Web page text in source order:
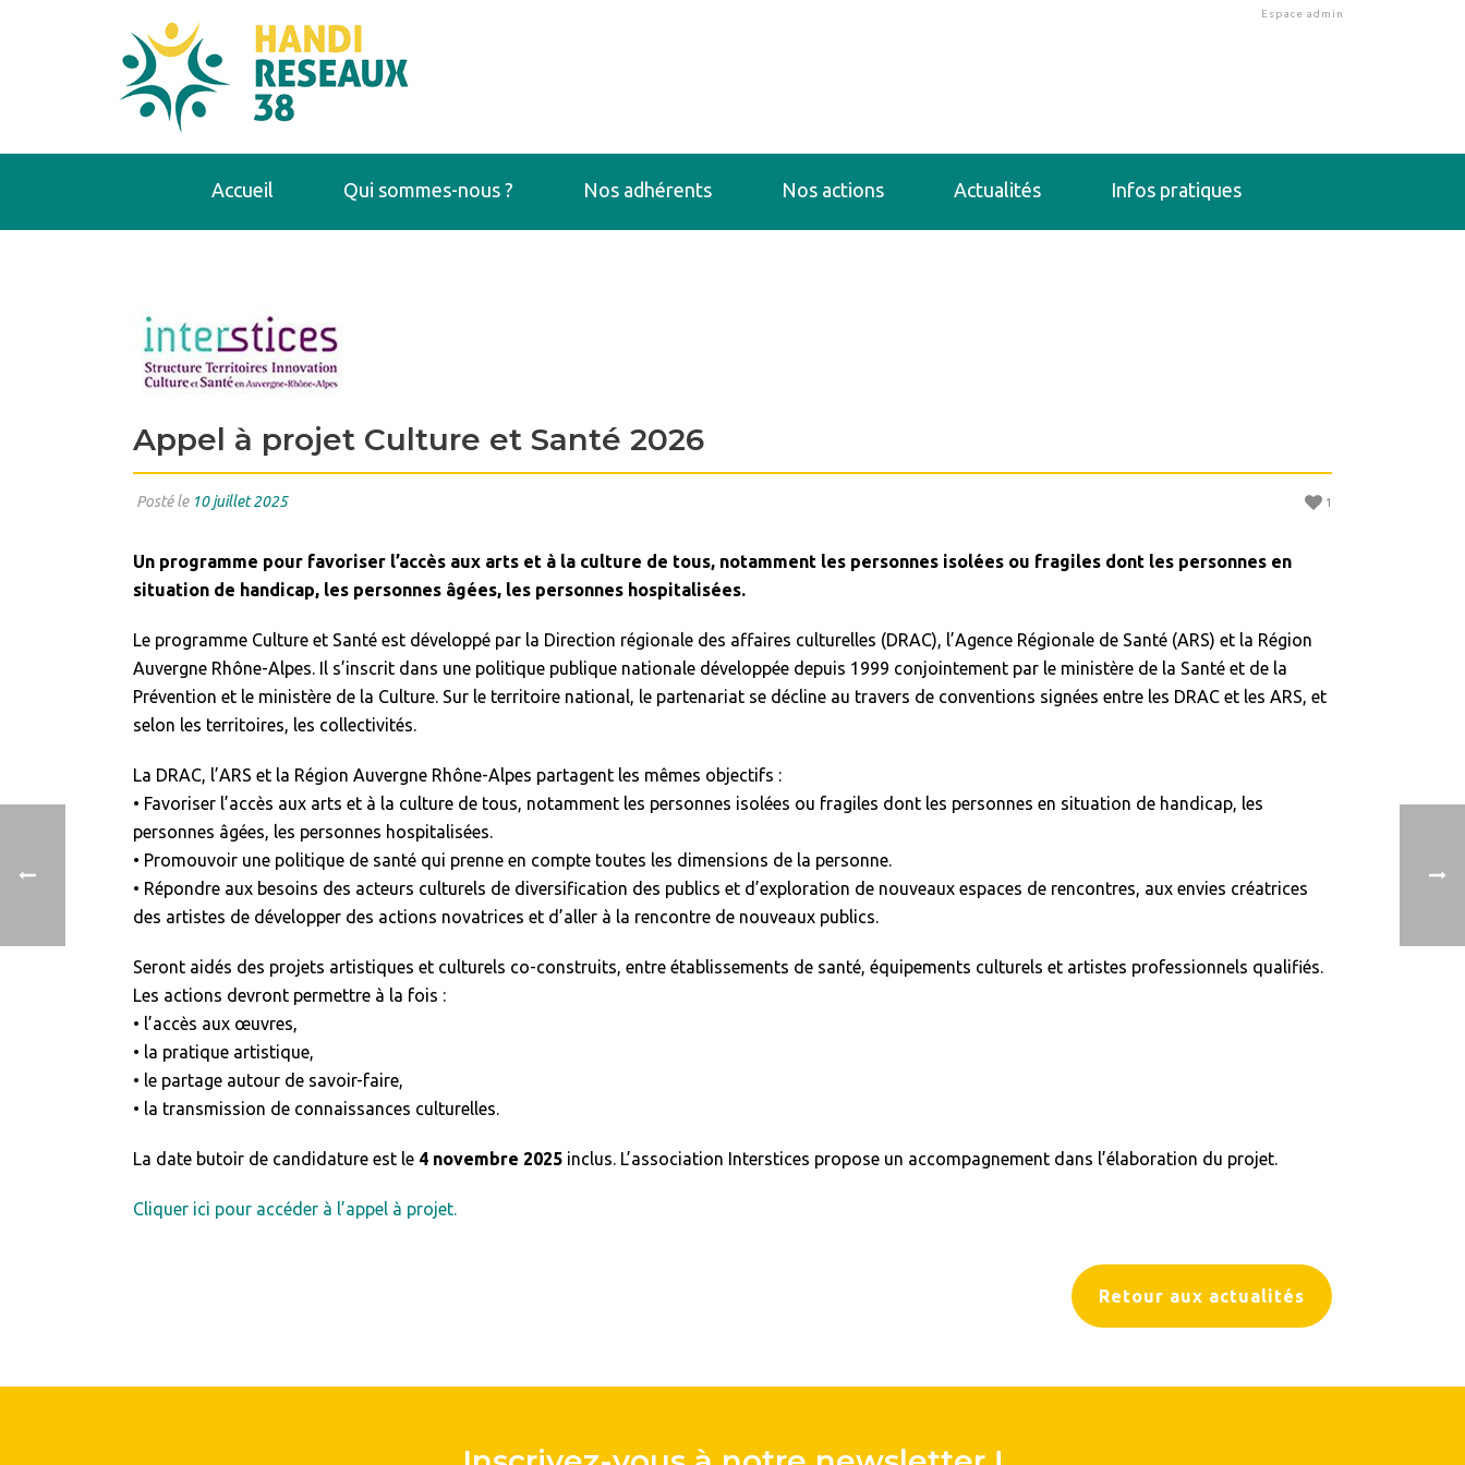
Espace admin
Accueil Qui sommes-nous ? Nos adhérents Nos actions Actualités Infos pratiques
Appel à projet Culture et Santé 2026
Posté le 10 juillet 2025 1
Retour aux actualités
Un programme pour favoriser l’accès aux arts et à la culture de tous, notamment les personnes isolées ou fragiles dont les personnes en
situation de handicap, les personnes âgées, les personnes hospitalisées.
Le programme Culture et Santé est développé par la Direction régionale des affaires culturelles (DRAC), l’Agence Régionale de Santé (ARS) et la Région
Auvergne Rhône-Alpes. Il s’inscrit dans une politique publique nationale développée depuis 1999 conjointement par le ministère de la Santé et de la
Prévention et le ministère de la Culture. Sur le territoire national, le partenariat se décline au travers de conventions signées entre les DRAC et les ARS, et
selon les territoires, les collectivités.
La DRAC, l’ARS et la Région Auvergne Rhône-Alpes partagent les mêmes objectifs :
• Favoriser l’accès aux arts et à la culture de tous, notamment les personnes isolées ou fragiles dont les personnes en situation de handicap, les
personnes âgées, les personnes hospitalisées.
• Promouvoir une politique de santé qui prenne en compte toutes les dimensions de la personne.
• Répondre aux besoins des acteurs culturels de diversification des publics et d’exploration de nouveaux espaces de rencontres, aux envies créatrices
des artistes de développer des actions novatrices et d’aller à la rencontre de nouveaux publics.
Seront aidés des projets artistiques et culturels co-construits, entre établissements de santé, équipements culturels et artistes professionnels qualifiés.
Les actions devront permettre à la fois :
• l’accès aux œuvres,
• la pratique artistique,
• le partage autour de savoir-faire,
• la transmission de connaissances culturelles.
La date butoir de candidature est le 4 novembre 2025 inclus. L’association Interstices propose un accompagnement dans l’élaboration du projet.
Cliquer ici pour accéder à l’appel à projet.